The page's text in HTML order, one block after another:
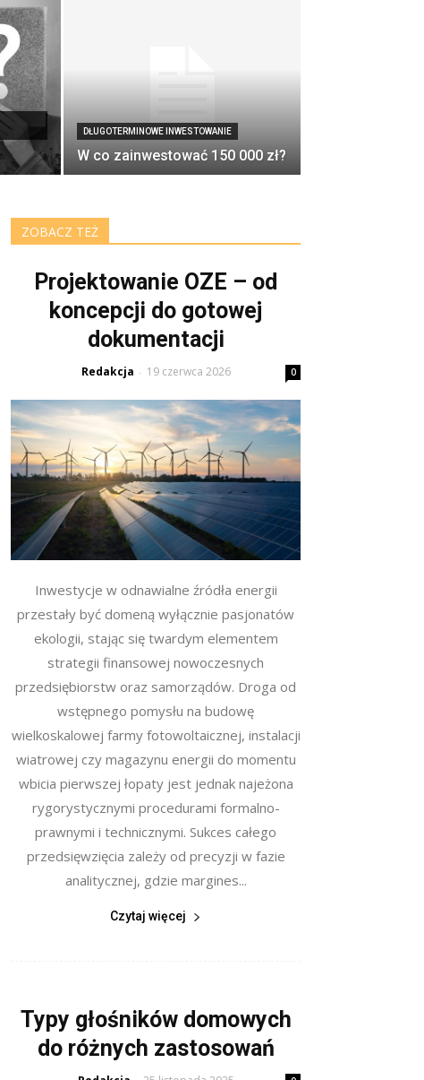
DŁUGOTERMINOWE INWESTOWANIE
W co zainwestować 150 000 zł?
ZOBACZ TEŻ
Projektowanie OZE – od
koncepcji do gotowej
dokumentacji
Redakcja - 19 czerwca 2026 0
Inwestycje w odnawialne źródła energii
przestały być domeną wyłącznie pasjonatów
ekologii, stając się twardym elementem
strategii finansowej nowoczesnych
przedsiębiorstw oraz samorządów. Droga od
wstępnego pomysłu na budowę
wielkoskalowej farmy fotowoltaicznej, instalacji
wiatrowej czy magazynu energii do momentu
wbicia pierwszej łopaty jest jednak najeżona
rygorystycznymi procedurami formalno-
prawnymi i technicznymi. Sukces całego
przedsięwzięcia zależy od precyzji w fazie
analitycznej, gdzie margines...
Czytaj więcej
Typy głośników domowych
do różnych zastosowań